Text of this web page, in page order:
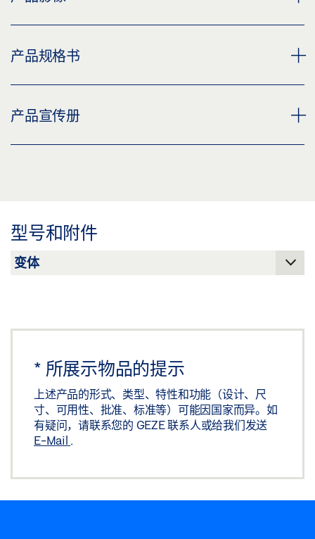
风向感应器 GC 403 WDS
标签义务: © GEZE GmbH
产品规格书
产品宣传册
型号和附件
* 所展示物品的提示
上述产品的形式、类型、特性和功能（设计、尺
寸、可用性、批准、标准等）可能因国家而异。如
有疑问，请联系您的 GEZE 联系人或给我们发送
E-Mail .